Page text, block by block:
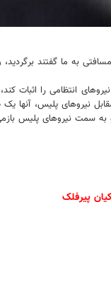
به ما گفتند
انتظامی را اثبات کند،
نیروهای پلیس،
سمت نیروهای پلیس
پیرفلک